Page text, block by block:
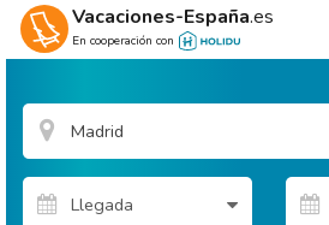
Vacaciones-España.es
En cooperación con